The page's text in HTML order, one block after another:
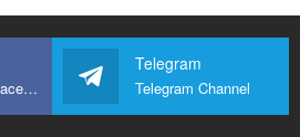
Sertai kami di Facebook
Telegram
Telegram Channel